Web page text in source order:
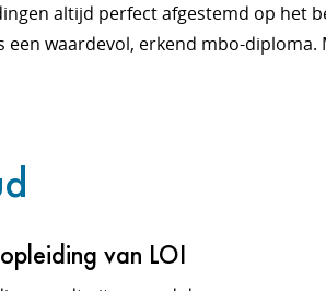
altijd perfect afgestemd op het
een waardevol, erkend mbo-diploma.
van LOI